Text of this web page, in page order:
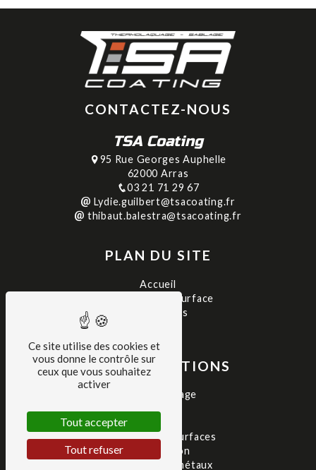
CONTACTEZ-NOUS
TSA Coating
95 Rue Georges Auphelle
62000 Arras
03 21 71 29 67
Lydie.guilbert@tsacoating.fr
thibaut.balestra@tsacoating.fr
PLAN DU SITE
Accueil
Traitement de surface
Réalisations
NOS PRESTATIONS
Thermolaquage
Traitement de surfaces
Métallisation
Traitement de métaux
Ce site utilise des cookies et
vous donne le contrôle sur
ceux que vous souhaitez
activer
Tout accepter
Tout refuser